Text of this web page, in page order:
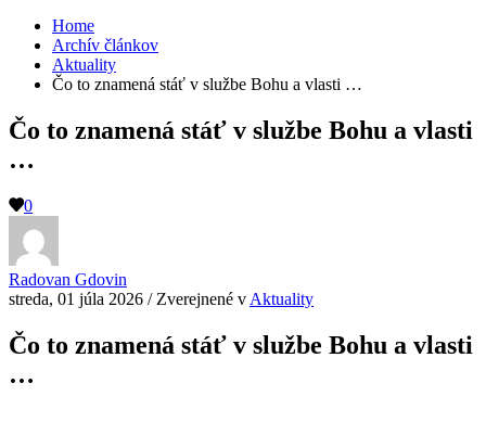
Home
Archív článkov
Aktuality
Čo to znamená stáť v službe Bohu a vlasti …
Čo to znamená stáť v službe Bohu a vlasti
…
0
Radovan Gdovin
streda, 01 júla 2026 / Zverejnené v Aktuality
Čo to znamená stáť v službe Bohu a vlasti
…